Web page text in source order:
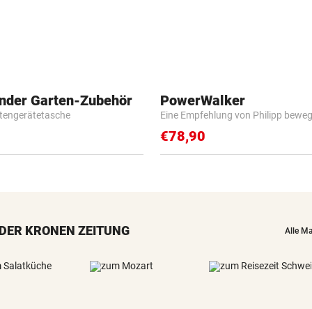
Garten-Zubehör PowerWalker
Eine Empfehlung von Philipp
€78,90
KRONEN ZEITUNG Alle